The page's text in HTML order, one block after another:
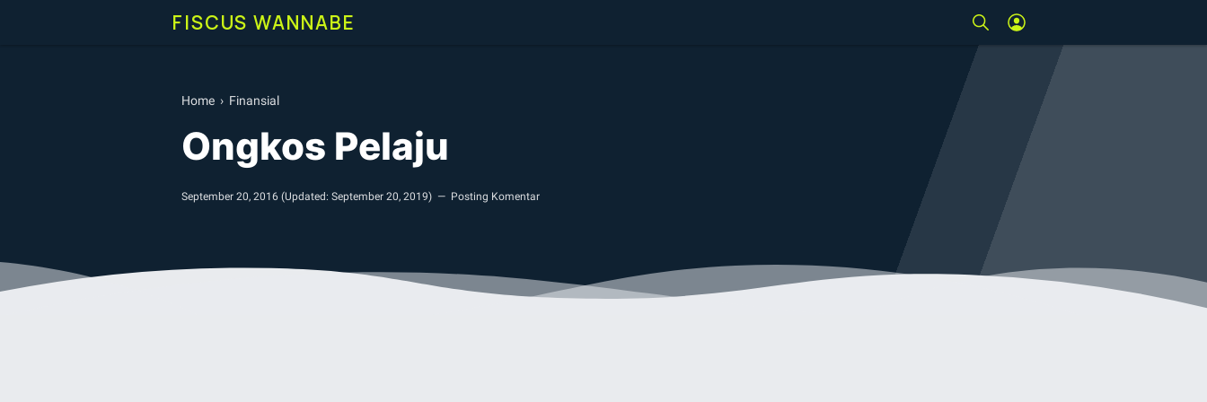
FISCUS WANNABE
Home › Finansial
Ongkos Pelaju
September 20, 2016 (Updated: September 20, 2019) Posting Komentar